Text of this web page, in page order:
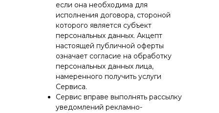
если она необходима для
исполнения договора, стороной
которого является субъект
персональных данных. Акцепт
настоящей публичной оферты
означает согласие на обработку
персональных данных лица,
намеренного получить услуги
Сервиса.
Сервис вправе выполнять рассылку
уведомлений рекламно-